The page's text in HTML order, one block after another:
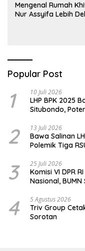
Mengenal Rumah
Nur Assyifa Lebih
Popular Post
1 10 Juli 2026
LHP BPK 2025
Situbondo,
2 13 Juli 2026
Bawa Salinan
Polemik Tiga
3 25 Juli 2026
Komisi VI DPR
Nasional,
4 5 Agustus 2026
Triv Group
Sorotan